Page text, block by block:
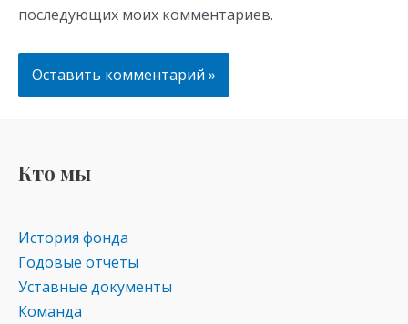
последующих моих комментариев.
Кто мы
История фонда
Годовые отчеты
Уставные документы
Команда